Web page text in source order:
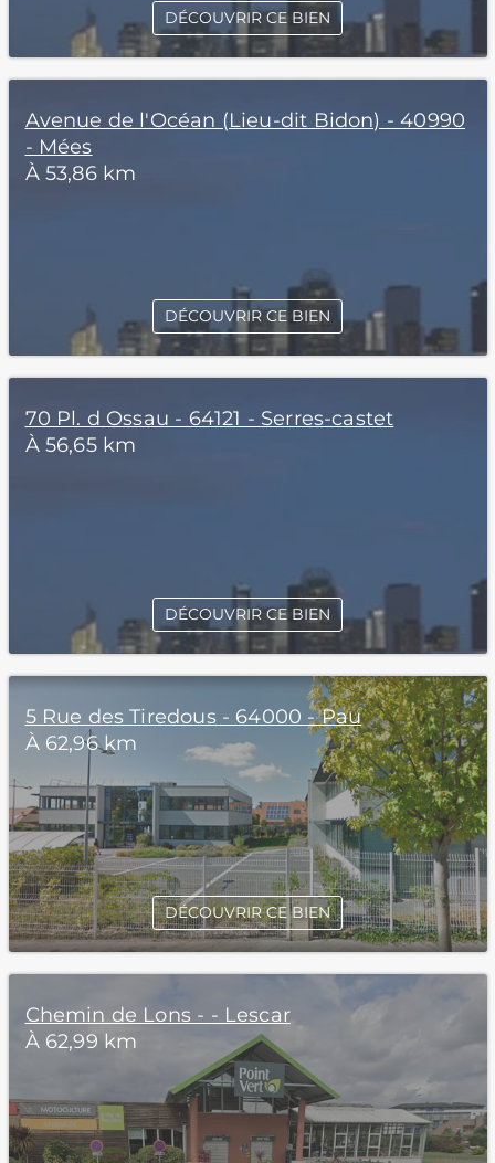
DÉCOUVRIR CE BIEN
Avenue de l'Océan (Lieu-dit Bidon) - 40990
- Mées
À 53,86 km
DÉCOUVRIR CE BIEN
70 Pl. d Ossau - 64121 - Serres-castet
À 56,65 km
DÉCOUVRIR CE BIEN
5 Rue des Tiredous - 64000 - Pau
À 62,96 km
DÉCOUVRIR CE BIEN
Chemin de Lons - - Lescar
À 62,99 km